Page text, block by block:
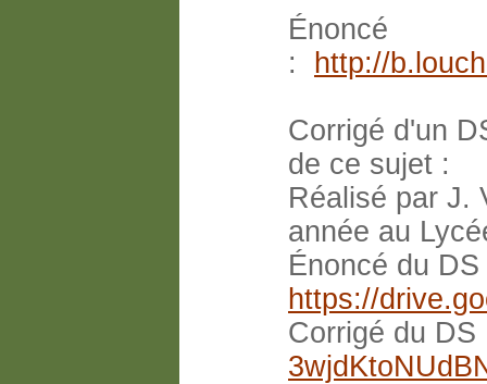
Énoncé
:
http://
Corrigé d'un
de ce sujet :
Réalisé par J.
année au
Énoncé du
https://
Corrigé du